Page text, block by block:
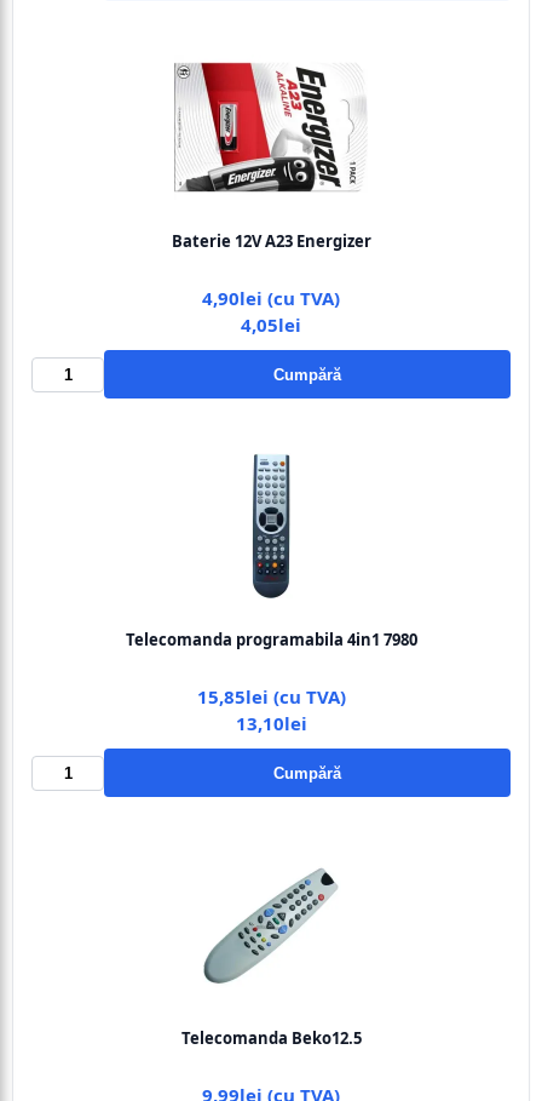
Baterie 12V A23 Energizer
4,90lei (cu TVA)
4,05lei
Cumpără
Telecomanda programabila 4in1 7980
15,85lei (cu TVA)
13,10lei
Cumpără
Telecomanda Beko12.5
9,99lei (cu TVA)